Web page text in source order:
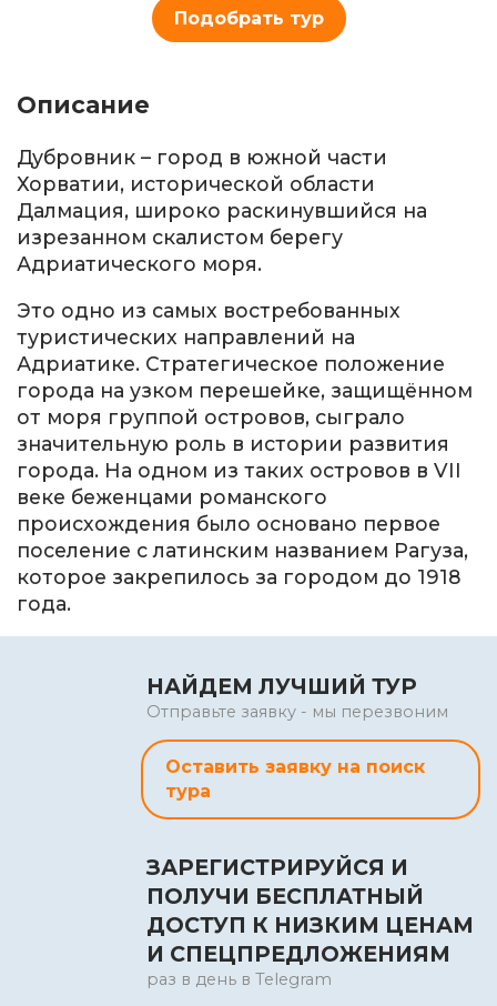
Подобрать тур
Описание
Дубровник – город в южной части
Хорватии, исторической области
Далмация, широко раскинувшийся на
изрезанном скалистом берегу
Адриатического моря.
Это одно из самых востребованных
туристических направлений на
Адриатике. Стратегическое положение
города на узком перешейке, защищённом
от моря группой островов, сыграло
значительную роль в истории развития
города. На одном из таких островов в VII
веке беженцами романского
происхождения было основано первое
поселение с латинским названием Рагуза,
которое закрепилось за городом до 1918
года.
НАЙДЕМ ЛУЧШИЙ ТУР
Отправьте заявку - мы перезвоним
Оставить заявку на поиск
тура
ЗАРЕГИСТРИРУЙСЯ И
ПОЛУЧИ БЕСПЛАТНЫЙ
ДОСТУП К НИЗКИМ ЦЕНАМ
И СПЕЦПРЕДЛОЖЕНИЯМ
раз в день в Telegram